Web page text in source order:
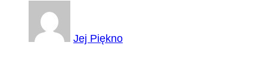
Jej Piękno